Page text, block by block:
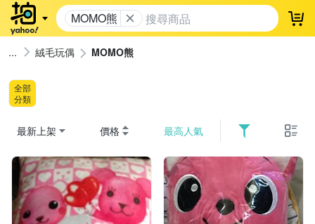
MOMO熊 登
絨毛玩偶 MOMO熊
全部
分類
最新上架 價格 最高人氣